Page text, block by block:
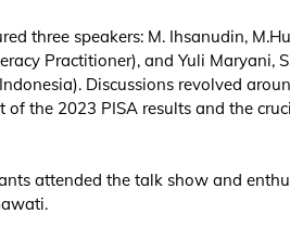
three speakers: M. Ihsanudin,
Practitioner), and Yuli Maryani,
Discussions revolved
of the 2023 PISA results and the
attended the talk show and